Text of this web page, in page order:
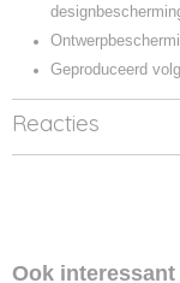
Geproduceerd
Reacties
Ook interessant